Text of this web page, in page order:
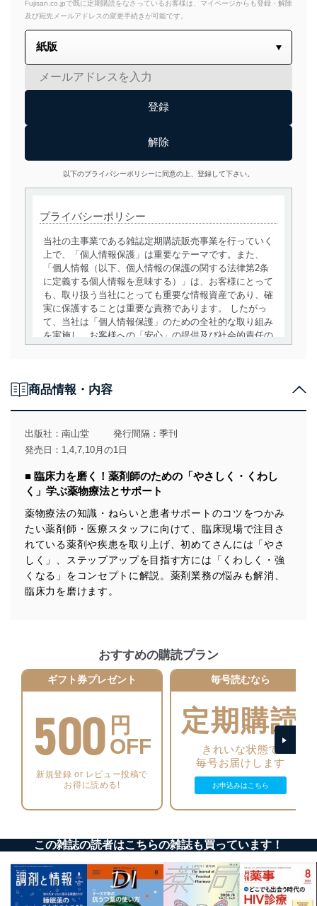
Fujisan.co.jpで既に定期購読をなさっているお客様は、マイページからも登録・解除
及び宛先メールアドレスの変更手続きが可能です。
以下のプライバシーポリシーに同意の上、登録して下さい。
プライバシーポリシー
当社の主事業である雑誌定期購読販売事業を行っていく
上で、「個人情報保護」は重要なテーマです。また、
「個人情報（以下、個人情報の保護の関する法律第2条
に定義する個人情報を意味する）」は、お客様にとって
も、取り扱う当社にとっても重要な情報資産であり、確
実に保護することは重要な責務であります。 したがっ
て、当社は「個人情報保護」のための全社的な取り組み
を実施し、お客様への「安心」の提供及び社会的責任の
用目的を明確にし、本人の同意を得たうえで利用目的の
達成に必要な範囲内で適法かつ公正な手段によって取
得・利用・提供を行います。また、当社が保有している
個人情報は、同意を得ずに目的外利用、第三者への提
みを確実にするため、従業者等の教育を徹底してまいり
ます。また、目的外利用を行わないために、適切な管理
措置を講じます。
法令遵守
当社は、個人情報に関連する法令、国が定める指針及び
その他の規範を遵守します。また、当社の管理の仕組み
に、これらの法令及びその他の規範を常に適合させま
す。
当社は、個人情報の正確性及び安全性を確保するため
に、下記セキュリティ対策をはじめとする安全対策を実
施し、個人情報の漏えい、滅失またはき損の防止及び是
正に努めます。
個人データを取り扱うことのできる機器及び当該
機器を取り扱う従業者を明確化し、 個人データへ
の不要なアクセスを防止しています。
アクセス者の識別と認証
機器に標準装備されているユーザー制御機能（ユ
ーザーアカウント制御）により、個人情報データ
個人データを取り扱う機器等のオペレーティング
システムを最新の状態に保持しています。
個人データを取り扱う機器等にセキュリティ対策
商品情報・内容
出版社： 南山堂
発行間隔：季刊
発売日：1,4,7,10月の1日
■ 臨床力を磨く！薬剤師のための「やさしく・くわし
く」学ぶ薬物療法とサポート
薬物療法の知識・ねらいと患者サポートのコツをつかみ
たい薬剤師・医療スタッフに向けて、臨床現場で注目さ
れている薬剤や疾患を取り上げ、初めてさんには「やさ
しく」、ステップアップを目指す方には「くわしく・強
くなる」をコンセプトに解説。薬剤業務の悩みも解消、
臨床力を磨けます。
おすすめの購読プラン
ギフト券プレゼント
500 円
OFF
新規登録 or レビュー投稿で
お得に読める!
毎号読むなら
定期購読
きれいな状態で
毎号お届けします
お申込みはこちら
この雑誌の読者はこちらの雑誌も買っています！